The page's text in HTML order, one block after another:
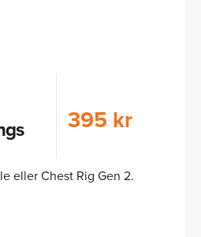
395 kr
eller Chest Rig Gen 2.